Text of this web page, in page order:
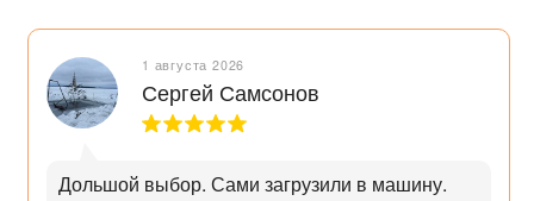
1 августа 2026
Сергей Самсонов
Дольшой выбор. Сами загрузили в машину.